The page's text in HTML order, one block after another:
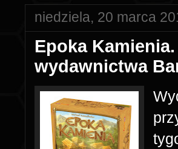
niedziela, 20 marca
Epoka
wydawnictwa